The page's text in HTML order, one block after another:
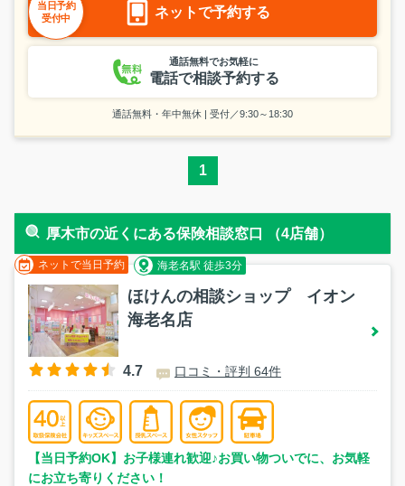
ネットで予約する
当日予約
受付中
通話無料でお気軽に
電話で相談予約する
通話無料・年中無休 | 受付／9:30～18:30
1
厚木市の近くにある保険相談窓口 （4店舗）
ネットで当日予約 海老名駅 徒歩3分
ほけんの相談ショップ イオン
海老名店
4.7 口コミ・評判 64件
【当日予約OK】お子様連れ歓迎♪お買い物ついでに、お気軽
にお立ち寄りください！